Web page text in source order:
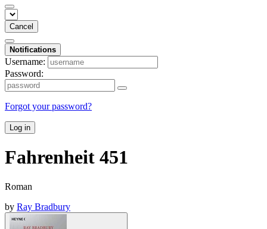
Cancel
Notifications
Username:
Password:
Forgot your password?
Log in
Fahrenheit 451
Roman
by Ray Bradbury